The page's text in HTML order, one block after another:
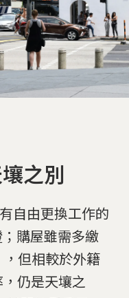
之別
自由更換工作的
購屋雖需多繳
但相較於外籍
仍是天壤之